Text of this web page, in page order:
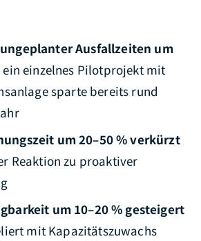
Ausfallzeiten um
einzelnes Pilotprojekt mit
sparte bereits rund
um 20–50 % verkürzt
Reaktion zu proaktiver
um 10–20 % gesteigert
mit Kapazitätszuwachs